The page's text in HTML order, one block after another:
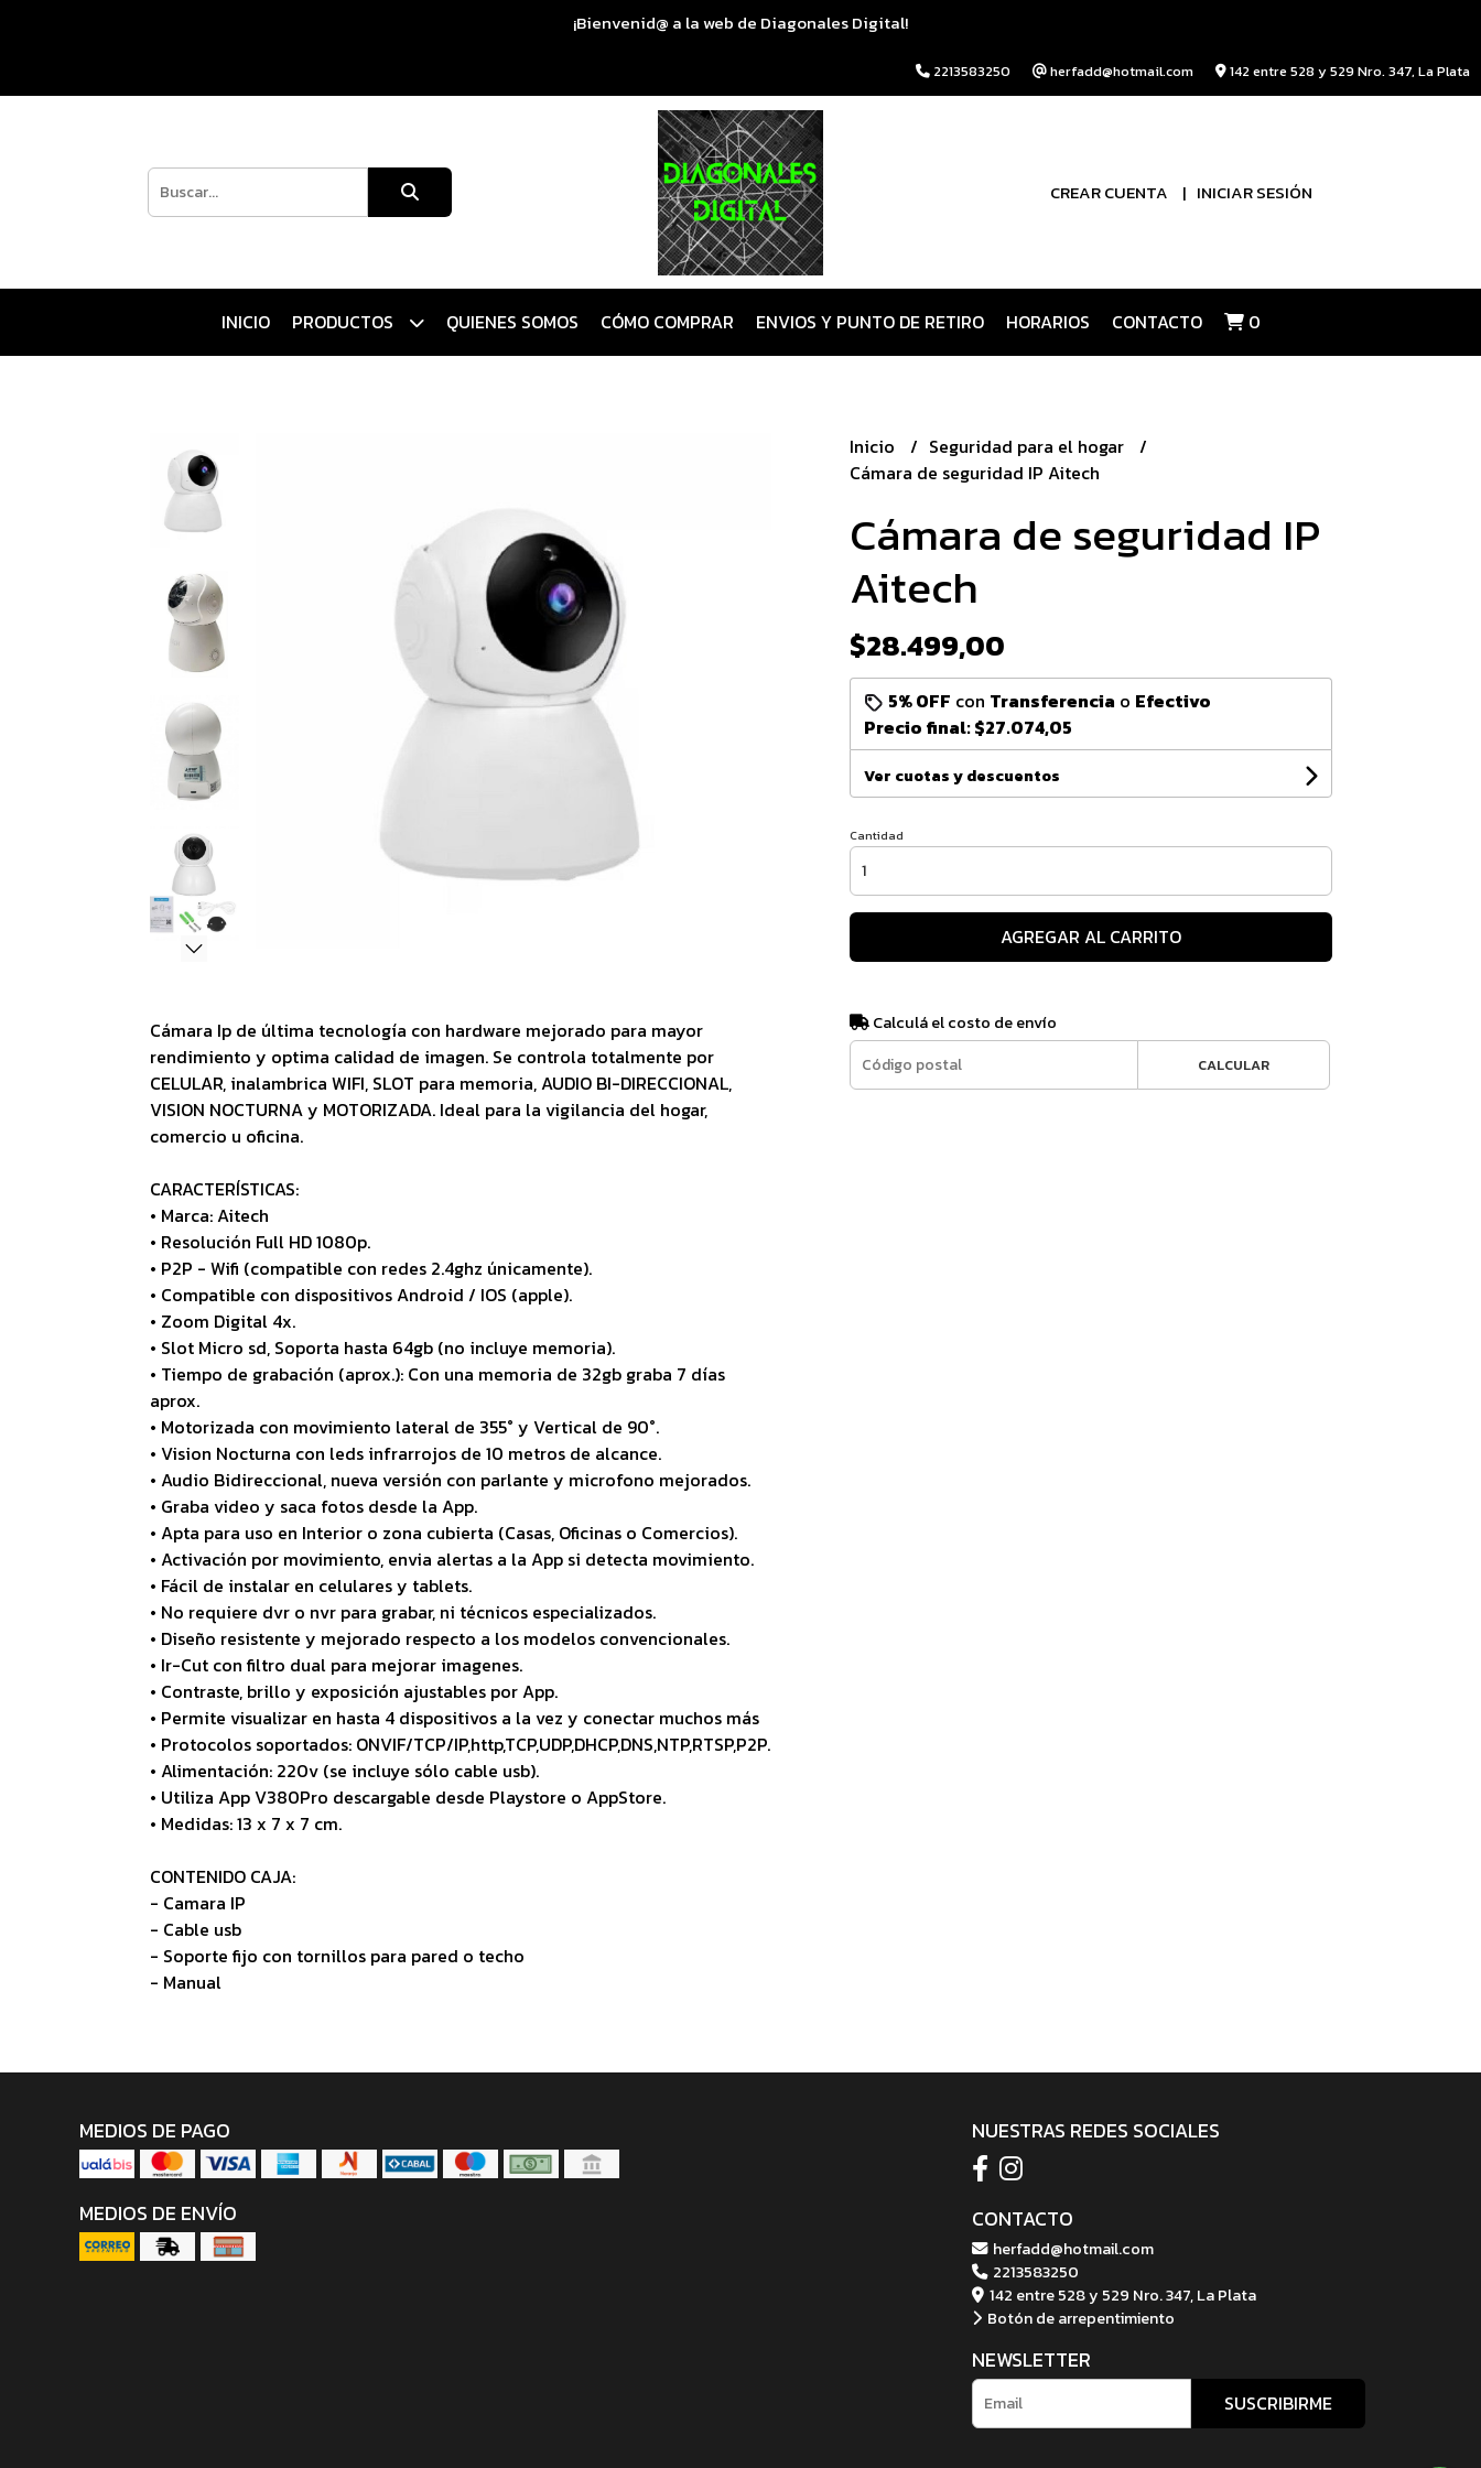
¡Bienvenid@ a la web de Diagonales Digital!
2213583250 herfadd@hotmail.com 142 entre 528 y 529 Nro. 347, La Plata
CREAR CUENTA INICIAR SESIÓN
INICIO PRODUCTOS QUIENES SOMOS CÓMO COMPRAR ENVIOS Y PUNTO DE RETIRO HORARIOS CONTACTO 0
Cámara Ip de última tecnología con hardware mejorado para mayor
rendimiento y optima calidad de imagen. Se controla totalmente por
CELULAR, inalambrica WIFI, SLOT para memoria, AUDIO BI-DIRECCIONAL,
VISION NOCTURNA y MOTORIZADA. Ideal para la vigilancia del hogar,
comercio u oficina.
CARACTERÍSTICAS:
• Marca: Aitech
• Resolución Full HD 1080p.
• P2P - Wifi (compatible con redes 2.4ghz únicamente).
• Compatible con dispositivos Android / IOS (apple).
• Zoom Digital 4x.
• Slot Micro sd, Soporta hasta 64gb (no incluye memoria).
• Tiempo de grabación (aprox.): Con una memoria de 32gb graba 7 días
aprox.
• Motorizada con movimiento lateral de 355° y Vertical de 90°.
• Vision Nocturna con leds infrarrojos de 10 metros de alcance.
• Audio Bidireccional, nueva versión con parlante y microfono mejorados.
• Graba video y saca fotos desde la App.
• Apta para uso en Interior o zona cubierta (Casas, Oficinas o Comercios).
• Activación por movimiento, envia alertas a la App si detecta movimiento.
• Fácil de instalar en celulares y tablets.
• No requiere dvr o nvr para grabar, ni técnicos especializados.
• Diseño resistente y mejorado respecto a los modelos convencionales.
• Ir-Cut con filtro dual para mejorar imagenes.
• Contraste, brillo y exposición ajustables por App.
• Permite visualizar en hasta 4 dispositivos a la vez y conectar muchos más
• Protocolos soportados: ONVIF/TCP/IP,http,TCP,UDP,DHCP,DNS,NTP,RTSP,P2P.
• Alimentación: 220v (se incluye sólo cable usb).
• Utiliza App V380Pro descargable desde Playstore o AppStore.
• Medidas: 13 x 7 x 7 cm.
CONTENIDO CAJA:
- Camara IP
- Cable usb
- Soporte fijo con tornillos para pared o techo
- Manual
Inicio
Seguridad para el hogar
Cámara de seguridad IP Aitech
Cámara de seguridad IP
Aitech
$28.499,00
5% OFF con Transferencia o Efectivo
Precio final:$27.074,05
Ver cuotas y descuentos
Cantidad
AGREGAR AL CARRITO
Calculá el costo de envío
CALCULAR
MEDIOS DE PAGO
MEDIOS DE ENVÍO
NUESTRAS REDES SOCIALES
CONTACTO
herfadd@hotmail.com
2213583250
142 entre 528 y 529 Nro. 347, La Plata
Botón de arrepentimiento
NEWSLETTER
SUSCRIBIRME